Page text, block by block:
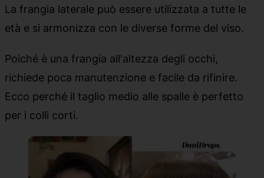
La frangia laterale può essere utilizzata a tutte le
età e si armonizza con le diverse forme del viso.
Poiché è una frangia all'altezza degli occhi,
richiede poca manutenzione e facile da rifinire.
Ecco perché il taglio medio alle spalle è perfetto
per i colli corti.